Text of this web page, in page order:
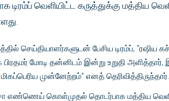
டிரம்ப் வெளியிட்ட கருத்துக்கு மத்திய
செய்தியாளர்களுடன் பேசிய டிரம்ப்,
மோடி தன்னிடம் இன்று உறுதி அளித்தார்,
முன்னேற்றம்” எனத் தெரிவித்திருந்தார்.
எண்ணெய் கொள்முதல் தொடர்பாக மத்திய